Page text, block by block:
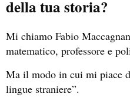
della tua storia?
Mi chiamo Fabio
matematico, professore e
Ma il modo in cui mi piace
lingue straniere”.